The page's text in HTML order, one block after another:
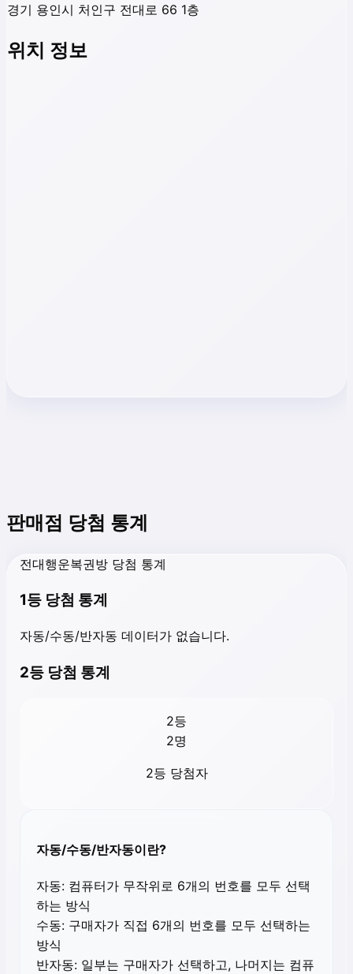
경기 용인시 처인구 전대로 66 1층
위치 정보
판매점 당첨 통계
전대행운복권방 당첨 통계
1등 당첨 통계
자동/수동/반자동 데이터가 없습니다.
2등 당첨 통계
2등
2명
2등 당첨자
자동/수동/반자동이란?
자동: 컴퓨터가 무작위로 6개의 번호를 모두 선택
하는 방식
수동: 구매자가 직접 6개의 번호를 모두 선택하는
방식
반자동: 일부는 구매자가 선택하고, 나머지는 컴퓨